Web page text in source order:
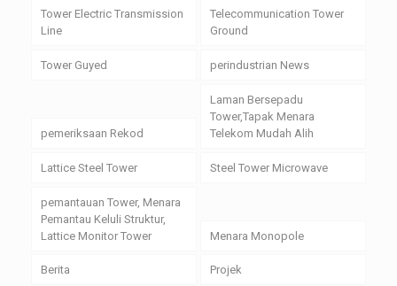
Tower Electric Transmission
Line
Telecommunication Tower
Ground
Tower Guyed perindustrian News
pemeriksaan Rekod
Laman Bersepadu
Tower,Tapak Menara
Telekom Mudah Alih
Lattice Steel Tower Steel Tower Microwave
pemantauan Tower, Menara
Pemantau Keluli Struktur,
Lattice Monitor Tower
Menara Monopole
Berita Projek